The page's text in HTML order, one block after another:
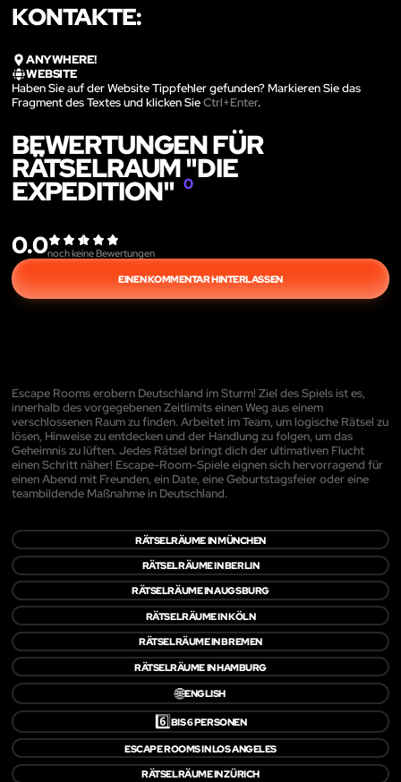
KONTAKTE:
ANYWHERE!
WEBSITE
Haben Sie auf der Website Tippfehler gefunden? Markieren Sie das
Fragment des Textes und klicken SieCtrl+Enter.
BEWERTUNGEN FÜR
RÄTSELRAUM "DIE
EXPEDITION" 0
0.0noch keine Bewertungen
EINEN KOMMENTAR HINTERLASSEN
Escape Rooms erobern Deutschland im Sturm! Ziel des Spiels ist es,
innerhalb des vorgegebenen Zeitlimits einen Weg aus einem
verschlossenen Raum zu finden. Arbeitet im Team, um logische Rätsel zu
lösen, Hinweise zu entdecken und der Handlung zu folgen, um das
Geheimnis zu lüften. Jedes Rätsel bringt dich der ultimativen Flucht
einen Schritt näher! Escape-Room-Spiele eignen sich hervorragend für
einen Abend mit Freunden, ein Date, eine Geburtstagsfeier oder eine
teambildende Maßnahme in Deutschland.
RÄTSELRÄUME IN MÜNCHEN
RÄTSELRÄUME IN BERLIN
RÄTSELRÄUME IN AUGSBURG
RÄTSELRÄUME IN KÖLN
RÄTSELRÄUME IN BREMEN
RÄTSELRÄUME IN HAMBURG
🌐ENGLISH
6️⃣BIS 6 PERSONEN
ESCAPE ROOMS IN LOS ANGELES
RÄTSELRÄUME IN ZÜRICH